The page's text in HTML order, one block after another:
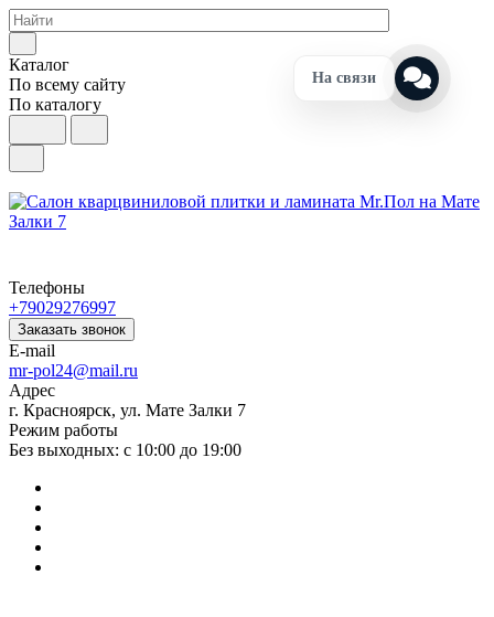
Каталог
По всему сайту
По каталогу
Телефоны
+79029276997
Заказать звонок
E-mail
mr-pol24@mail.ru
Адрес
г. Красноярск, ул. Мате Залки 7
Режим работы
Без выходных: с 10:00 до 19:00
На связи